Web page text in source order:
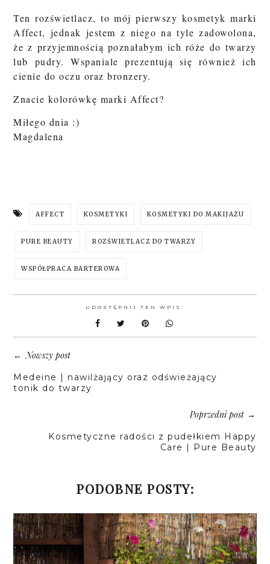
Ten rozświetlacz, to mój pierwszy kosmetyk marki
Affect, jednak jestem z niego na tyle zadowolona,
że z przyjemnością poznałabym ich róże do twarzy
lub pudry. Wspaniale prezentują się również ich
cienie do oczu oraz bronzery.
Znacie kolorówkę marki Affect?
Miłego dnia :)
Magdalena
AFFECT KOSMETYKI KOSMETYKI DO MAKIJAŻU
PURE BEAUTY ROZŚWIETLACZ DO TWARZY
WSPÓŁPRACA BARTEROWA
UDOSTĘPNIJ TEN WPIS:
← Nowszy post
Medeine | nawilżający oraz odświeżający
tonik do twarzy
Poprzedni post→
Kosmetyczne radości z pudełkiem Happy
Care | Pure Beauty
PODOBNE POSTY: